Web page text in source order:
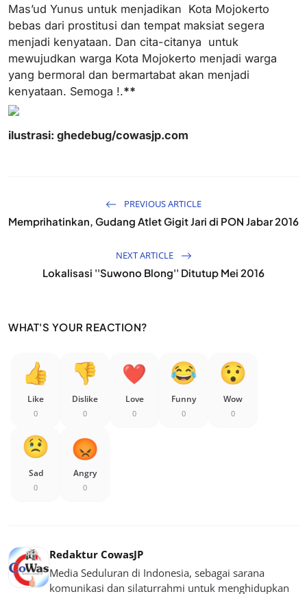
Mas’ud Yunus untuk menjadikan Kota Mojokerto
bebas dari prostitusi dan tempat maksiat segera
menjadi kenyataan. Dan cita-citanya untuk
mewujudkan warga Kota Mojokerto menjadi warga
yang bermoral dan bermartabat akan menjadi
kenyataan. Semoga !.**
ilustrasi: ghedebug/cowasjp.com
PREVIOUS ARTICLE
Memprihatinkan, Gudang Atlet Gigit Jari di PON Jabar 2016
NEXT ARTICLE
Lokalisasi ''Suwono Blong'' Ditutup Mei 2016
WHAT'S YOUR REACTION?
Like
0
Dislike
0
Love
0
Funny
0
Wow
0
Sad
0
Angry
0
Redaktur CowasJP
Media Seduluran di Indonesia, sebagai sarana
komunikasi dan silaturrahmi untuk menghidupkan